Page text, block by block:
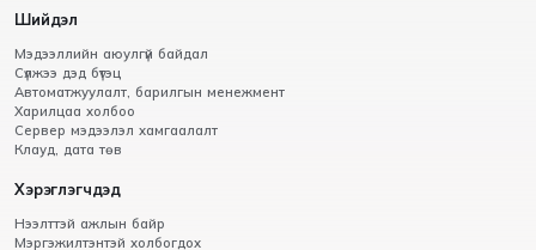
Шийдэл
Мэдээллийн аюулгүй байдал
Сүлжээ дэд бүтэц
Автоматжуулалт, барилгын менежмент
Харилцаа холбоо
Сервер мэдээлэл хамгаалалт
Клауд, дата төв
Хэрэглэгчдэд
Нээлттэй ажлын байр
Мэргэжилтэнтэй холбогдох